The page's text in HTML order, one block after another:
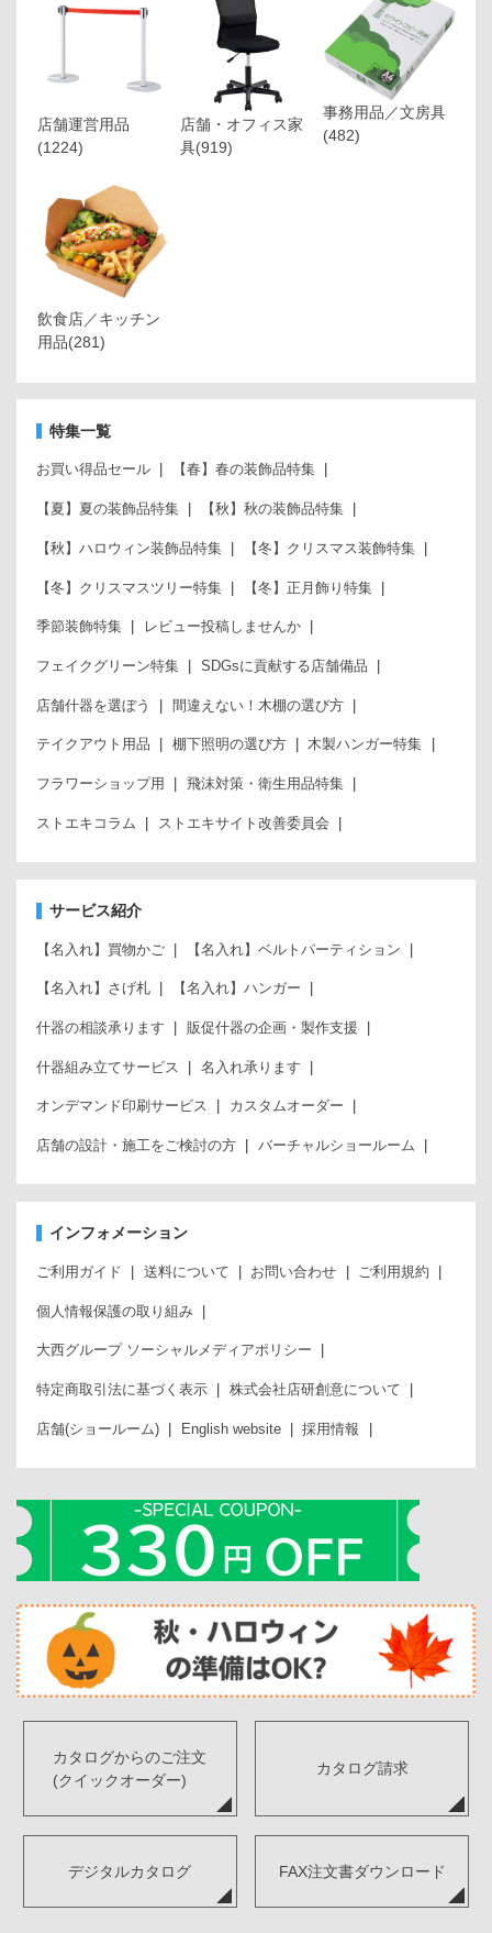
店舗運営用品
(1224)
店舗・オフィス家
具(919)
事務用品／文房具
(482)
飲食店／キッチン
用品(281)
特集一覧
お買い得品セール 【春】春の装飾品特集
【夏】夏の装飾品特集 【秋】秋の装飾品特集
【秋】ハロウィン装飾品特集 【冬】クリスマス装飾特集
【冬】クリスマスツリー特集 【冬】正月飾り特集
季節装飾特集 レビュー投稿しませんか
フェイクグリーン特集 SDGsに貢献する店舗備品
店舗什器を選ぼう 間違えない！木棚の選び方
テイクアウト用品 棚下照明の選び方 木製ハンガー特集
フラワーショップ用 飛沫対策・衛生用品特集
ストエキコラム ストエキサイト改善委員会
サービス紹介
【名入れ】買物かご 【名入れ】ベルトパーティション
【名入れ】さげ札 【名入れ】ハンガー
什器の相談承ります 販促什器の企画・製作支援
什器組み立てサービス 名入れ承ります
オンデマンド印刷サービス カスタムオーダー
店舗の設計・施工をご検討の方 バーチャルショールーム
インフォメーション
ご利用ガイド 送料について お問い合わせ ご利用規約
個人情報保護の取り組み
大西グループ ソーシャルメディアポリシー
特定商取引法に基づく表示 株式会社店研創意について
店舗(ショールーム) English website 採用情報
カタログからのご注文
(クイックオーダー)
カタログ請求
デジタルカタログ FAX注文書ダウンロード